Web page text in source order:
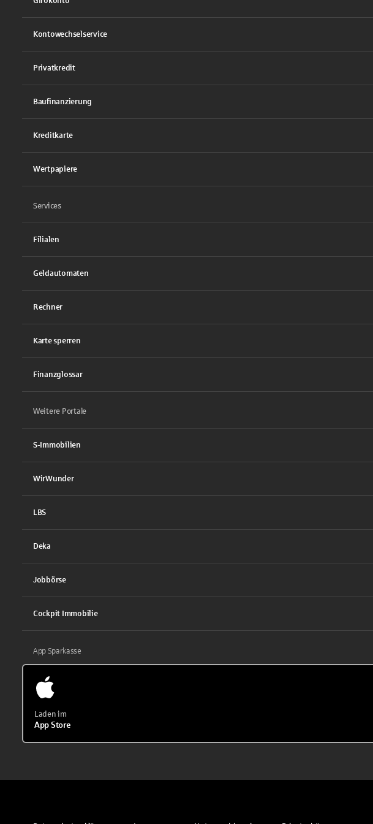
Kontowechselservice
Privatkredit
Baufinanzierung
Kreditkarte
Wertpapiere
Services
Filialen
Geldautomaten
Rechner
Karte sperren
Finanzglossar
Weitere Portale
S-Immobilien
WirWunder
LBS
Deka
Jobbörse
Cockpit Immobilie
App Sparkasse
Laden im
App Store